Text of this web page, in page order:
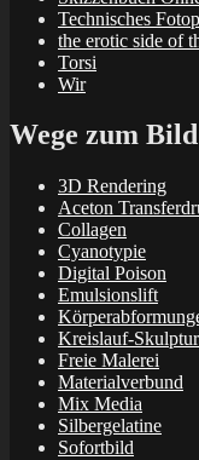
Technisches
the erotic side of
Torsi
Wir
Wege zum Bild
3D Rendering
Aceton
Collagen
Cyanotypie
Digital Poison
Emulsionslift
Kreislauf-
Freie Malerei
Materialverbund
Mix Media
Silbergelatine
Sofortbild